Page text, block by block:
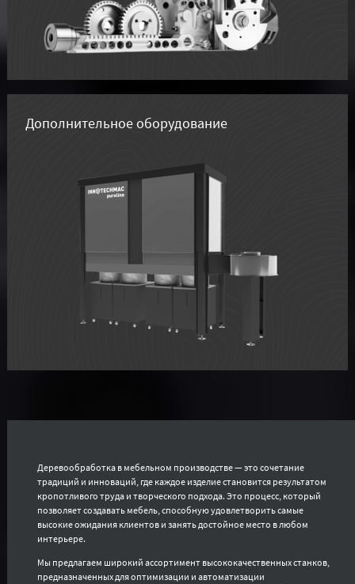
Дополнительное оборудование
Деревообработка в мебельном производстве — это сочетание
традиций и инноваций, где каждое изделие становится результатом
кропотливого труда и творческого подхода. Это процесс, который
позволяет создавать мебель, способную удовлетворить самые
высокие ожидания клиентов и занять достойное место в любом
интерьере.
Мы предлагаем широкий ассортимент высококачественных станков,
предназначенных для оптимизации и автоматизации